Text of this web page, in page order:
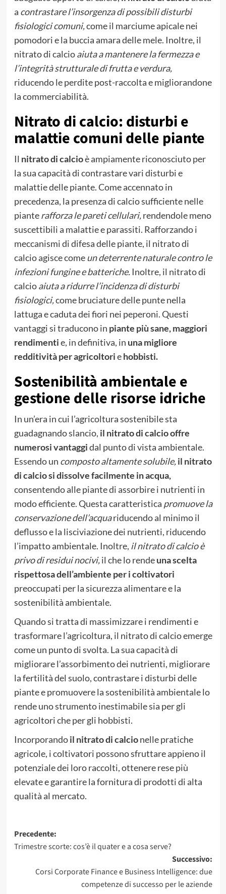
a contrastare l’insorgenza di possibili disturbi
fisiologici comuni,come il marciume apicale nei
pomodori e la buccia amara delle mele. Inoltre, il
nitrato di calcioaiuta a mantenere la fermezza e
l’integrità strutturale di frutta e verdura,
riducendo le perdite post-raccolta e migliorandone
la commerciabilità.
Nitrato di calcio: disturbi e
malattie comuni delle piante
Il nitrato di calcioè ampiamente riconosciuto per
la sua capacità di contrastare vari disturbi e
malattie delle piante. Come accennato in
precedenza, la presenza di calcio sufficiente nelle
pianterafforza le pareti cellulari,rendendole meno
suscettibili a malattie e parassiti. Rafforzando i
meccanismi di difesa delle piante, il nitrato di
calcio agisce comeun deterrente naturale contro le
infezioni fungine e batteriche.Inoltre, il nitrato di
calcioaiuta a ridurre l’incidenza di disturbi
fisiologici,come bruciature delle punte nella
lattuga e caduta dei fiori nei peperoni. Questi
vantaggi si traducono in piante più sane, maggiori
rendimentie, in definitiva, in una migliore
redditività per agricoltoriehobbisti.
Sostenibilità ambientale e
gestione delle risorse idriche
In un’era in cui l’agricoltura sostenibile sta
guadagnando slancio, il nitrato di calcio offre
numerosi vantaggidal punto di vista ambientale.
Essendo un composto altamente solubile, il nitrato
di calcio si dissolve facilmente in acqua,
consentendo alle piante di assorbire i nutrienti in
modo efficiente. Questa caratteristica promuove la
conservazione dell’acquariducendo al minimo il
deflusso e la lisciviazione dei nutrienti, riducendo
l’impatto ambientale. Inoltre, il nitrato di calcio è
privo di residui nocivi,il che lo rendeuna scelta
rispettosa dell’ambiente per i coltivatori
preoccupati per la sicurezza alimentare e la
sostenibilità ambientale.
Quando si tratta di massimizzare i rendimenti e
trasformare l’agricoltura, il nitrato di calcio emerge
come un punto di svolta. La sua capacità di
migliorare l’assorbimento dei nutrienti, migliorare
la fertilità del suolo, contrastare i disturbi delle
piante e promuovere la sostenibilità ambientale lo
rende uno strumento inestimabile sia per gli
agricoltori che per gli hobbisti.
Incorporandoil nitrato di calcionelle pratiche
agricole, i coltivatori possono sfruttare appieno il
potenziale dei loro raccolti, ottenere rese più
elevate e garantire la fornitura di prodotti di alta
qualità al mercato.
Navigazione
articolo
Precedente:
Trimestre scorte: cos’è il quater e a cosa serve?
Successivo:
Corsi Corporate Finance e Business Intelligence: due
competenze di successo per le aziende